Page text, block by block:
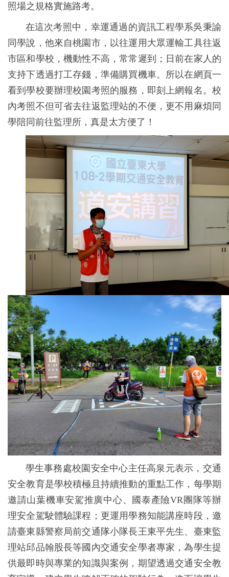
照場之規格實施路考。
在這次考照中，幸運通過的資訊工程學系吳秉諭
同學說，他來自桃園市，以往運用大眾運輸工具往返
市區和學校，機動性不高，常常遲到；日前在家人的
支持下透過打工存錢，準備購買機車。所以在網頁一
看到學校要辦理校園考照的服務，即刻上網報名。校
內考照不但可省去往返監理站的不便，更不用麻煩同
學陪同前往監理所，真是太方便了！
學生事務處校園安全中心主任高泉元表示，交通
安全教育是學校積極且持續推動的重點工作，每學期
邀請山葉機車安駕推廣中心、國泰產險VR團隊等辦
理安全駕駛體驗課程；更運用學務知能講座時段，邀
請臺東縣警察局前交通隊小隊長王東平先生、臺東監
理站邱品翰股長等國內交通安全學者專家，為學生提
供最即時與專業的知識與案例，期望透過交通安全教